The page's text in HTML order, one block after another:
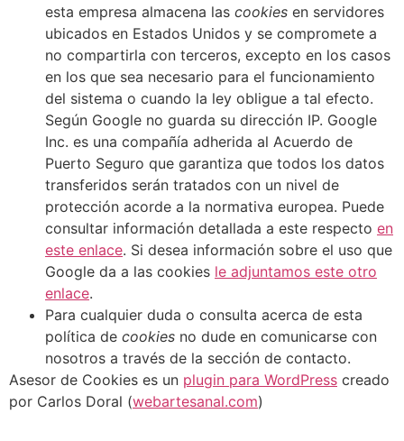
esta empresa almacena las cookies en servidores
ubicados en Estados Unidos y se compromete a
no compartirla con terceros, excepto en los casos
en los que sea necesario para el funcionamiento
del sistema o cuando la ley obligue a tal efecto.
Según Google no guarda su dirección IP. Google
Inc. es una compañía adherida al Acuerdo de
Puerto Seguro que garantiza que todos los datos
transferidos serán tratados con un nivel de
protección acorde a la normativa europea. Puede
consultar información detallada a este respecto en
este enlace. Si desea información sobre el uso que
Google da a las cookies le adjuntamos este otro
enlace.
Para cualquier duda o consulta acerca de esta
política de cookies no dude en comunicarse con
nosotros a través de la sección de contacto.
Asesor de Cookies es un plugin para WordPress creado
por Carlos Doral (webartesanal.com)